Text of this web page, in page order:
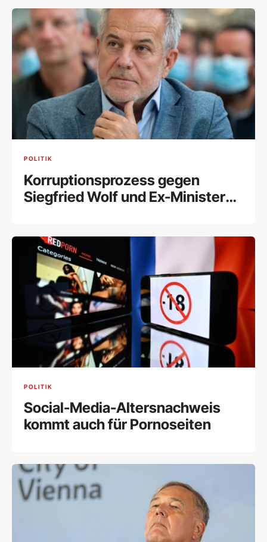
POLITIK
Korruptionsprozess gegen
Siegfried Wolf und Ex-Minister
POLITIK
Social-Media-Altersnachweis
kommt auch für Pornoseiten